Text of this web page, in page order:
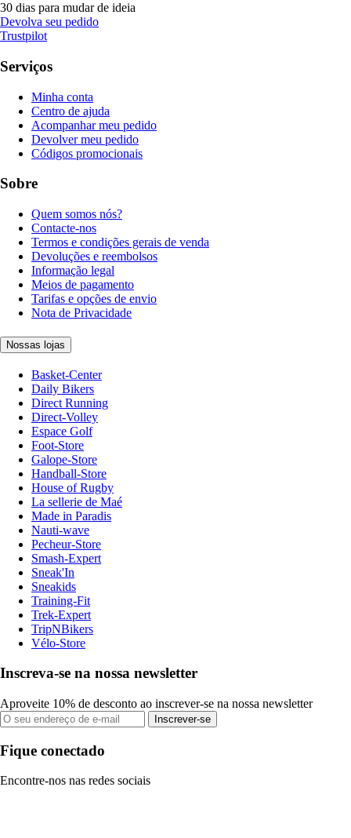
30 dias para mudar de ideia
Devolva seu pedido
Trustpilot
Serviços
Minha conta
Centro de ajuda
Acompanhar meu pedido
Devolver meu pedido
Códigos promocionais
Sobre
Quem somos nós?
Contacte-nos
Termos e condições gerais de venda
Devoluções e reembolsos
Informação legal
Meios de pagamento
Tarifas e opções de envio
Nota de Privacidade
Nossas lojas
Basket-Center
Daily Bikers
Direct Running
Direct-Volley
Espace Golf
Foot-Store
Galope-Store
Handball-Store
House of Rugby
La sellerie de Maé
Made in Paradis
Nauti-wave
Pecheur-Store
Smash-Expert
Sneak'In
Sneakids
Training-Fit
Trek-Expert
TripNBikers
Vélo-Store
Inscreva-se na nossa newsletter
Aproveite 10% de desconto ao inscrever-se na nossa newsletter
Inscrever-se
Fique conectado
Encontre-nos nas redes sociais